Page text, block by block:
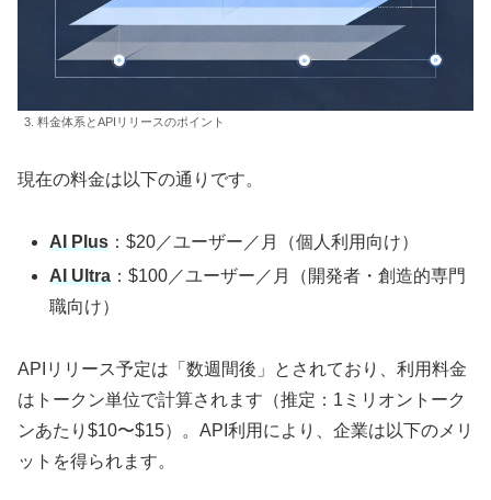
3. 料金体系とAPIリリースのポイント
現在の料金は以下の通りです。
AI Plus ：$20／ユーザー／月（個人利用向け）
AI Ultra ：$100／ユーザー／月（開発者・創造的専門
職向け）
APIリリース予定は「数週間後」とされており、利用料金
はトークン単位で計算されます（推定：1ミリオントーク
ンあたり$10〜$15）。API利用により、企業は以下のメリ
ットを得られます。